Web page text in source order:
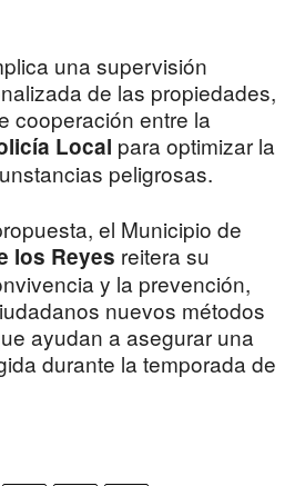
una supervisión
de las propiedades,
cooperación entre la
Local para optimizar la
peligrosas.
el Municipio de
los Reyes reitera su
y la prevención,
nuevos métodos
ayudan a asegurar una
durante la temporada de